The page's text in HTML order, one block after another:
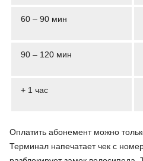
60 – 90 мин
90 – 120 мин
+ 1 час
Оплатить абонемент можно
Терминал напечатает чек с